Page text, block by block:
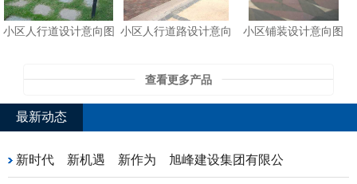
小区人行道设计意向图 小区人行道路设计意向 小区铺装设计意向图
查看更多产品
最新动态
新时代 新机遇 新作为 旭峰建设集团有限公